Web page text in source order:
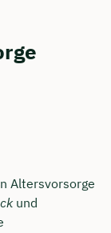
Altersvorsorge
und
🤝
8 bis